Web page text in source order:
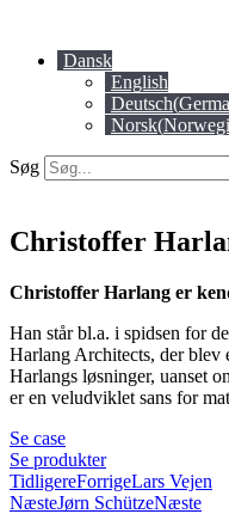
indholdDansk
English
Deutsch(
Norsk(
Søg
Christoffer
Christoffer Harlang er
Han står bl.a. i spidsen for
Harlang Architects, der blev
Harlangs løsninger, uanset
er en veludviklet sans for
Se case
Se produkter
TidligereForrigeLars Vejen
NæsteJørn SchützeNæste